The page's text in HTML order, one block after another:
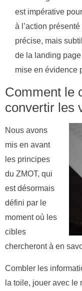
est impérative
à l’action
précise, mais
de la landing
mise en évidence
Comment le
convertir les
Nous avons
mis en avant
les principes
du ZMOT, qui
est désormais
défini par le
moment où les
cibles
chercheront à en
Combler les
la toile, jouer avec le